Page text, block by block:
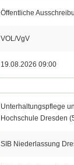
Öffentliche
VOL/VgV
19.08.2026 09:00
Unterhaltungspflege
Hochschule Dresden
SIB Niederlassung